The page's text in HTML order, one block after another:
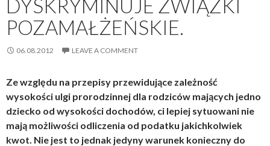
DYSKRYMINUJE ZWIĄZKI
POZAMAŁŻEŃSKIE.
06.08.2012 LEAVE A COMMENT
Ze względu na przepisy przewidujące zależność
wysokości ulgi prorodzinnej dla rodziców mających jedno
dziecko od wysokości dochodów, ci lepiej sytuowani nie
mają możliwości odliczenia od podatku jakichkolwiek
kwot. Nie jest to jednak jedyny warunek konieczny do